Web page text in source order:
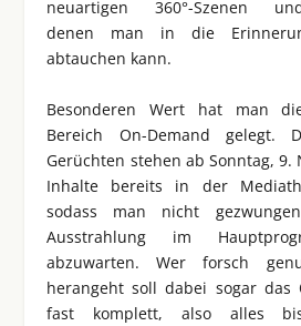
neuartigen 360°-Szenen
denen man in die
abtauchen kann.
Besonderen Wert hat man
Bereich On-Demand gelegt.
Gerüchten stehen ab Sonntag, 9.
Inhalte bereits in der
sodass man nicht
Ausstrahlung im
abzuwarten. Wer forsch
herangeht soll dabei sogar das
fast komplett, also alles